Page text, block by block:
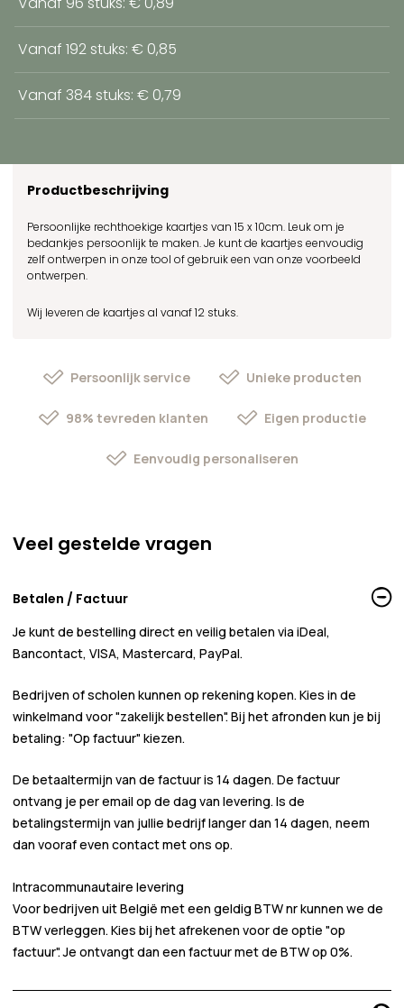
Vanaf 192 stuks: € 0,85
Vanaf 384 stuks: € 0,79
Productbeschrijving
Persoonlijke rechthoekige kaartjes van 15 x 10cm. Leuk om je
bedankjes persoonlijk te maken. Je kunt de kaartjes eenvoudig
zelf ontwerpen in onze tool of gebruik een van onze voorbeeld
ontwerpen.
Wij leveren de kaartjes al vanaf 12 stuks.
Persoonlijk service Unieke producten
98% tevreden klanten Eigen productie
Eenvoudig personaliseren
Veel gestelde vragen
Betalen / Factuur
Je kunt de bestelling direct en veilig betalen via iDeal,
Bancontact, VISA, Mastercard, PayPal.
Bedrijven of scholen kunnen op rekening kopen. Kies in de
winkelmand voor"zakelijk bestellen". Bij het afronden kun je bij
betaling: "Op factuur" kiezen.
De betaaltermijn van de factuur is 14 dagen. De factuur
ontvang je per email op de dag van levering. Is de
betalingstermijn van jullie bedrijf langer dan 14 dagen, neem
dan vooraf even contact met ons op.
Intracommunautaire levering
Voor bedrijven uit België met een geldig BTW nr kunnen we de
BTW verleggen. Kies bij het afrekenen voor de optie "op
factuur". Je ontvangt dan een factuur met de BTW op 0%.